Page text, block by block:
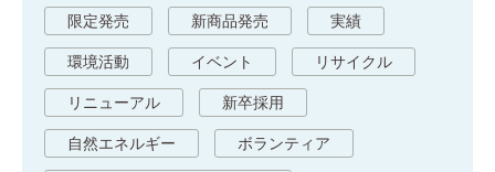
限定発売 新商品発売 実績
環境活動 イベント リサイクル
リニューアル 新卒採用
自然エネルギー ボランティア